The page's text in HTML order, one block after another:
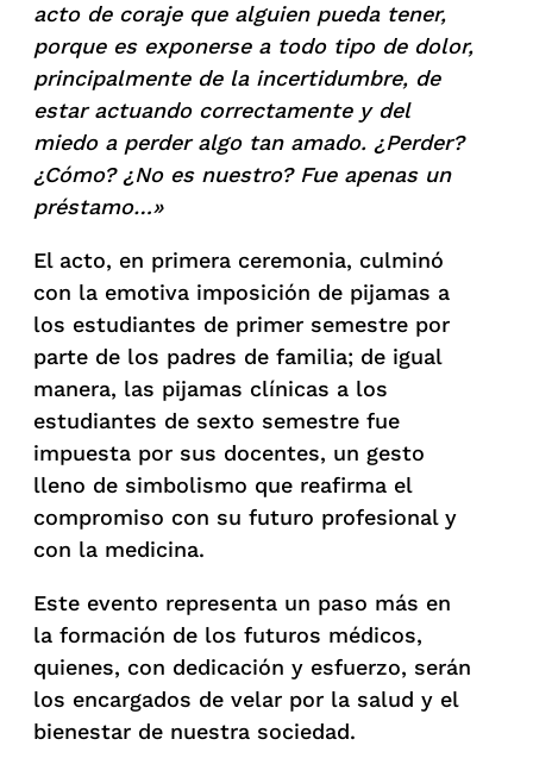
acto de coraje que alguien pueda tener,
porque es exponerse a todo tipo de dolor,
principalmente de la incertidumbre, de
estar actuando correctamente y del
miedo a perder algo tan amado. ¿Perder?
¿Cómo? ¿No es nuestro? Fue apenas un
préstamo…»
El acto, en primera ceremonia, culminó
con la emotiva imposición de pijamas a
los estudiantes de primer semestre por
parte de los padres de familia; de igual
manera, las pijamas clínicas a los
estudiantes de sexto semestre fue
impuesta por sus docentes, un gesto
lleno de simbolismo que reafirma el
compromiso con su futuro profesional y
con la medicina.
Este evento representa un paso más en
la formación de los futuros médicos,
quienes, con dedicación y esfuerzo, serán
los encargados de velar por la salud y el
bienestar de nuestra sociedad.